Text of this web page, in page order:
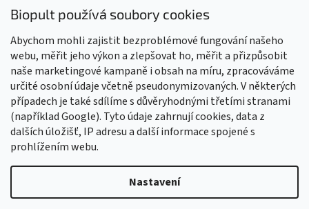
Biopult používá soubory cookies
Abychom mohli zajistit bezproblémové fungování našeho
webu, měřit jeho výkon a zlepšovat ho, měřit a přizpůsobit
naše marketingové kampaně i obsah na míru, zpracováváme
určité osobní údaje včetně pseudonymizovaných. V některých
případech je také sdílíme s důvěryhodnými třetími stranami
(například Google). Tyto údaje zahrnují cookies, data z
dalších úložišť, IP adresu a další informace spojené s
prohlížením webu.
Nastavení
Vážení zákazníci, z důvodu čerpání dovolené budou všechny
Výrobky označené BIO jsou certifikované kontrolní organizací CZ-
BIO-003